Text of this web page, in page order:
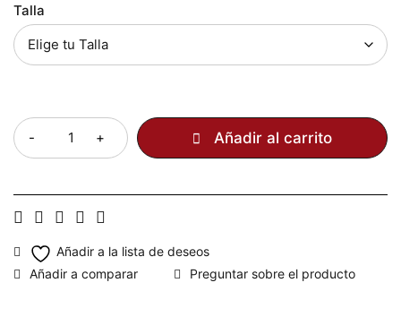
Talla
Añadir al carrito
Preguntar sobre el producto